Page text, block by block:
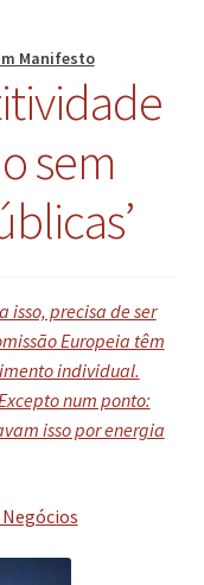
Manifesto
sem
isso, precisa de ser
Europeia têm
individual.
num ponto:
isso por energia